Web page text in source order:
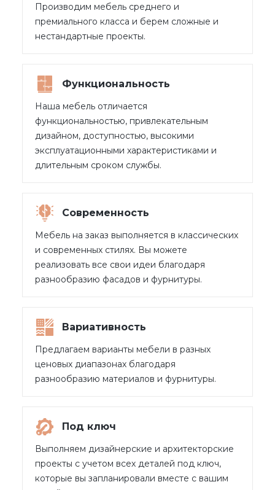
Производим мебель среднего и
премиального класса и берем сложные и
нестандартные проекты.
Функциональность
Наша мебель отличается
функциональностью, привлекательным
дизайном, доступностью, высокими
эксплуатационными характеристиками и
длительным сроком службы.
Современность
Мебель на заказ выполняется в классических
и современных стилях. Вы можете
реализовать все свои идеи благодаря
разнообразию фасадов и фурнитуры.
Вариативность
Предлагаем варианты мебели в разных
ценовых диапазонах благодаря
разнообразию материалов и фурнитуры.
Под ключ
Выполняем дизайнерские и архитекторские
проекты с учетом всех деталей под ключ,
которые вы запланировали вместе с вашим